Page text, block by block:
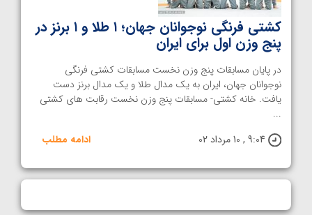
کشتی فرنگی نوجوانان جهان؛ ۱ طلا و ۱ برنز در
پنج وزن اول برای ایران
در پایان مسابقات پنج وزن نخست مسابقات کشتی فرنگی
نوجوانان جهان، ایران به یک مدال طلا و یک مدال برنز دست
یافت. خانه کشتی- مسابقات پنج وزن نخست رقابت های کشتی
...
9:04 , 10 مرداد 02
ادامه مطلب